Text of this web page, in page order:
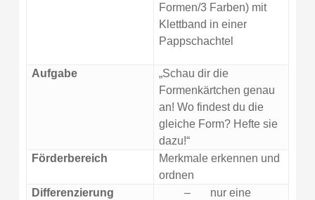
Formen/3 Farben) mit
Klettband in einer
Pappschachtel
Aufgabe
„Schau dir die
Formenkärtchen genau
an! Wo findest du die
gleiche Form? Hefte sie
dazu!“
Förderbereich
Merkmale erkennen und
ordnen
Differenzierung
–
nur eine